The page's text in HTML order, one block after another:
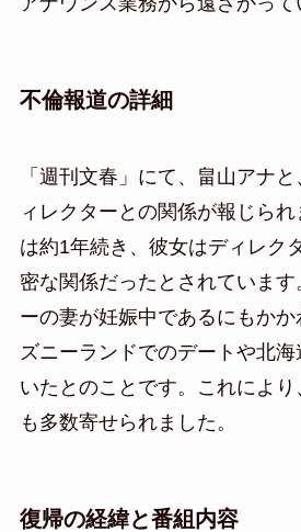
不倫報道の詳細
「週刊文春」にて、畠山アナ
ィレクターとの関係が報じら
は約1年続き、彼女はディレク
密な関係だったとされていま
ーの妻が妊娠中であるにもか
ズニーランドでのデートや北
いたとのことです。これにより
も多数寄せられました。
復帰の経緯と番組内容